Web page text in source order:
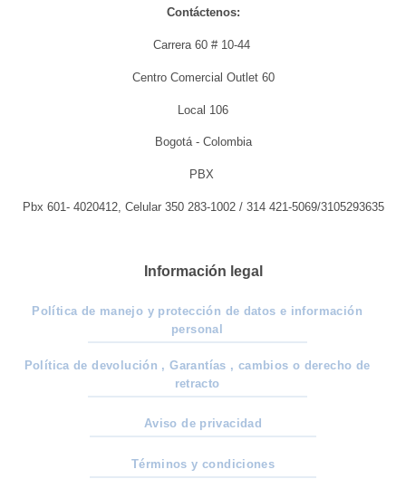
Contáctenos:
Carrera 60 # 10-44
Centro Comercial Outlet 60
Local 106
Bogotá - Colombia
PBX
Pbx 601- 4020412, Celular 350 283-1002 / 314 421-5069/3105293635
Información legal
Política de manejo y protección de datos e información
personal
Política de devolución , Garantías , cambios o derecho de
retracto
Aviso de privacidad
Términos y condiciones